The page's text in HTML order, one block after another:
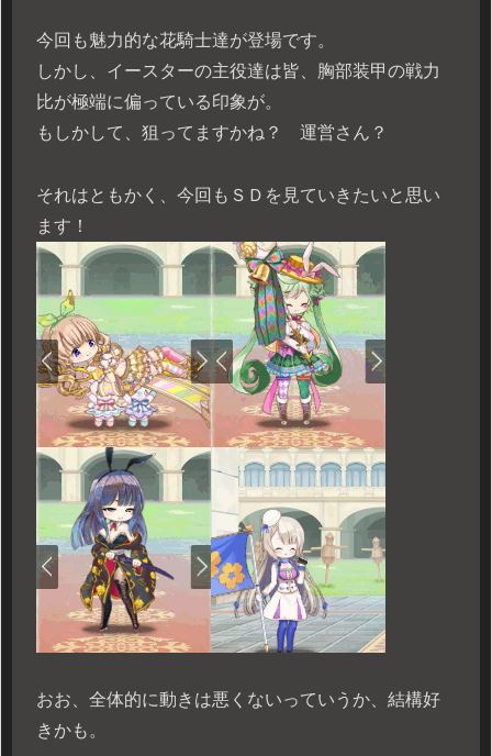
今回も魅力的な花騎士達が登場です。
しかし、イースターの主役達は皆、胸部装甲の戦力
比が極端に偏っている印象が。
もしかして、狙ってますかね？ 運営さん？
それはともかく、今回もＳＤを見ていきたいと思い
ます！
おお、全体的に動きは悪くないっていうか、結構好
きかも。